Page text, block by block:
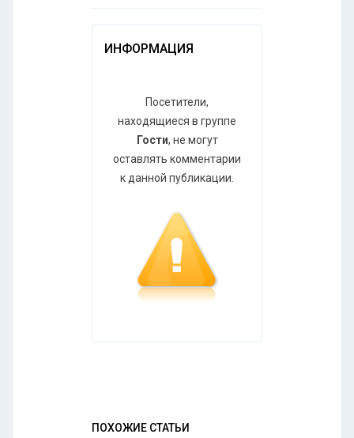
ИНФОРМАЦИЯ
Посетители,
находящиеся в группе
Гости, не могут
оставлять комментарии
к данной публикации.
ПОХОЖИЕ СТАТЬИ